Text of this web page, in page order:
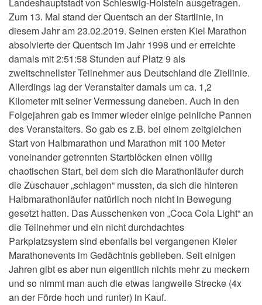
Landeshauptstadt von Schleswig-Holstein ausgetragen.
Zum 13. Mal stand der Quentsch an der Startlinie, in
diesem Jahr am 23.02.2019. Seinen ersten Kiel Marathon
absolvierte der Quentsch im Jahr 1998 und er erreichte
damals mit 2:51:58 Stunden auf Platz 9 als
zweitschnellster Teilnehmer aus Deutschland die Ziellinie.
Allerdings lag der Veranstalter damals um ca. 1,2
Kilometer mit seiner Vermessung daneben. Auch in den
Folgejahren gab es immer wieder einige peinliche Pannen
des Veranstalters. So gab es z.B. bei einem zeitgleichen
Start von Halbmarathon und Marathon mit 100 Meter
voneinander getrennten Startblöcken einen völlig
chaotischen Start, bei dem sich die Marathonläufer durch
die Zuschauer „schlagen“ mussten, da sich die hinteren
Halbmarathonläufer natürlich noch nicht in Bewegung
gesetzt hatten. Das Ausschenken von „Coca Cola Light“ an
die Teilnehmer und ein nicht durchdachtes
Parkplatzsystem sind ebenfalls bei vergangenen Kieler
Marathonevents im Gedächtnis geblieben. Seit einigen
Jahren gibt es aber nun eigentlich nichts mehr zu meckern
und so nimmt man auch die etwas langweile Strecke (4x
an der Förde hoch und runter) in Kauf.